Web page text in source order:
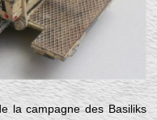
la campagne des Basiliks